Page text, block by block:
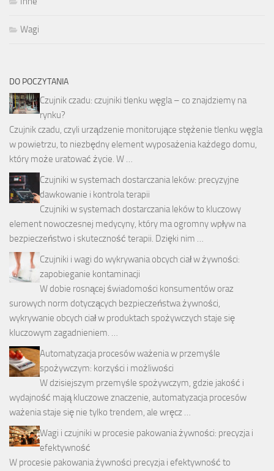
Wagi
DO POCZYTANIA
Czujnik czadu: czujniki tlenku węgla – co znajdziemy na
rynku?
Czujnik czadu, czyli urządzenie monitorujące stężenie tlenku węgla
w powietrzu, to niezbędny element wyposażenia każdego domu,
który może uratować życie. W …
Czujniki w systemach dostarczania leków: precyzyjne
dawkowanie i kontrola terapii
Czujniki w systemach dostarczania leków to kluczowy
element nowoczesnej medycyny, który ma ogromny wpływ na
bezpieczeństwo i skuteczność terapii. Dzięki nim …
Czujniki i wagi do wykrywania obcych ciał w żywności:
zapobieganie kontaminacji
W dobie rosnącej świadomości konsumentów oraz
surowych norm dotyczących bezpieczeństwa żywności,
wykrywanie obcych ciał w produktach spożywczych staje się
kluczowym zagadnieniem. …
Automatyzacja procesów ważenia w przemyśle
spożywczym: korzyści i możliwości
W dzisiejszym przemyśle spożywczym, gdzie jakość i
wydajność mają kluczowe znaczenie, automatyzacja procesów
ważenia staje się nie tylko trendem, ale wręcz …
Wagi i czujniki w procesie pakowania żywności: precyzja i
efektywność
W procesie pakowania żywności precyzja i efektywność to